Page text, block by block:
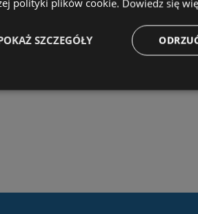
polityki plików cookie. Dowiedz się
SZCZEGÓŁY